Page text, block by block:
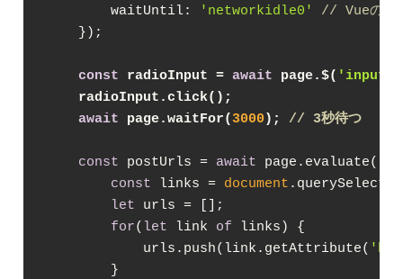
waitUntil: 'networkidle0'
// Vueのレ
    });
const radioInput = await page.$(
    radioInput.click();
await page.waitFor(3000); // 3秒待つ
const postUrls = await page.evaluate(
const links = document
let urls = [];
for( let link of links) {
            urls.push(link.getAttribute(
        }